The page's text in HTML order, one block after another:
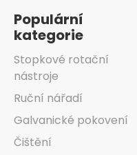
Populární
kategorie
Stopkové rotační
nástroje
Ruční nářadí
Galvanické pokovení
Čištění